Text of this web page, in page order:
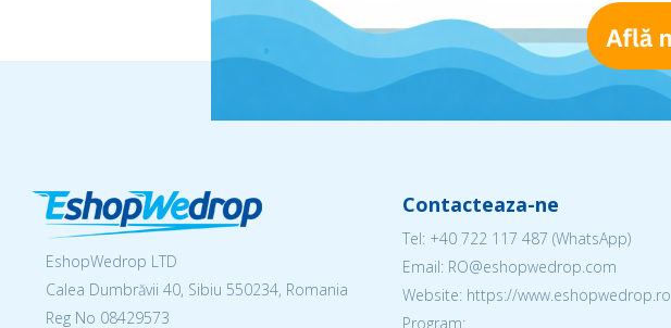
EshopWedrop LTD
Calea Dumbrăvii 40, Sibiu 550234, Romania
Reg No 08429573
Contacteaza-ne
Tel: +40 722 117 487 (WhatsApp)
Email: RO@eshopwedrop.com
Website: https://www.eshopwedrop.ro
Program: